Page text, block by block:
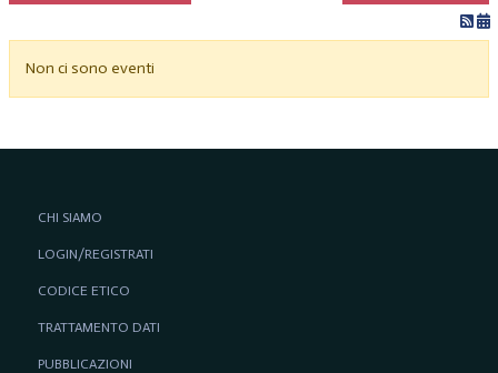
Non ci sono eventi
CHI SIAMO
LOGIN/REGISTRATI
CODICE ETICO
TRATTAMENTO DATI
PUBBLICAZIONI